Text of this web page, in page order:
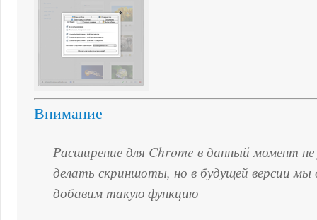
Внимание
Расширение для Chrome в данный момент
делать скриншоты, но в будущей версии мы
добавим такую функцию